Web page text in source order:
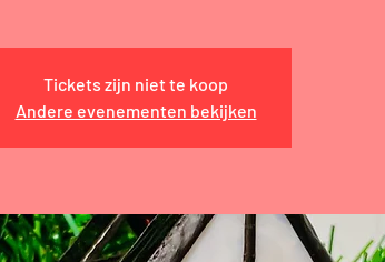
Tickets zijn niet te koop
Andere evenementen bekijken